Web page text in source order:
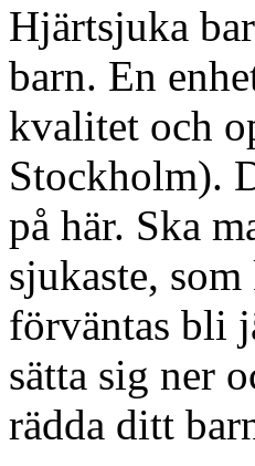
Hjärtsjuka
barn. En
kvalitet och
Stockholm).
på här. Ska
sjukaste,
förväntas bli
sätta sig ner
rädda ditt